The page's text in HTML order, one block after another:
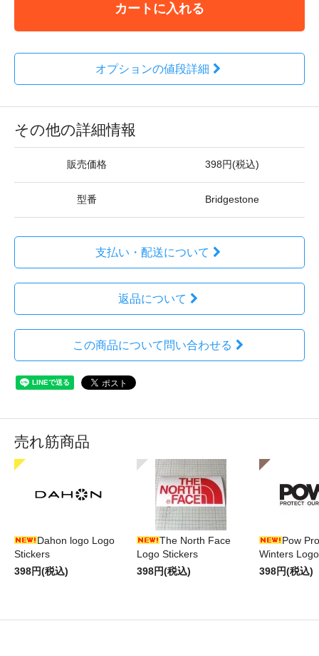
カートに入れる
オプションの値段詳細
その他の詳細情報
販売価格 398円(税込)
型番 Bridgestone
支払い・配送について
返品について
この商品について問い合わせる
売れ筋商品
Dahon logo Logo
Stickers
398円(税込)
The North Face
Logo Stickers
398円(税込)
Pow
Winters
398円(税込)